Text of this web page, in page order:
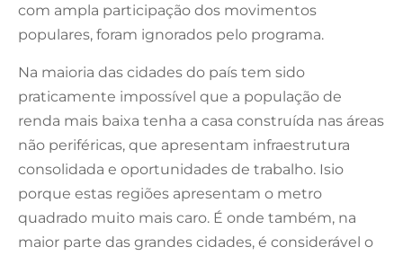
com ampla participação dos movimentos
populares, foram ignorados pelo programa.
Na maioria das cidades do país tem sido
praticamente impossível que a população de
renda mais baixa tenha a casa construída nas áreas
não periféricas, que apresentam infraestrutura
consolidada e oportunidades de trabalho. Isio
porque estas regiões apresentam o metro
quadrado muito mais caro. É onde também, na
maior parte das grandes cidades, é considerável o